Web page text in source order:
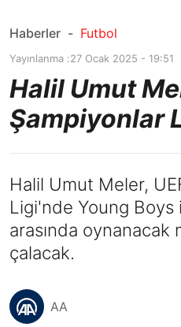
Haberler - Futbol
Yayınlanma :27 Ocak 2025 - 19:51
Halil Umut
Şampiyonlar
Halil Umut Meler,
Ligi'nde Young Boys
arasında oynanacak
çalacak.
AA